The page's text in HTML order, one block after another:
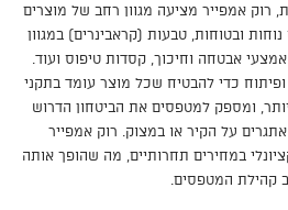
רוק אמפייר מציעה מגוון רחב של מוצרים
ובטוחות, טבעות (קראבינרים) במגוון
אמצעי אבטחה וחיכוך, קסדות טיפוס ועוד.
כדי להבטיח שכל מוצר עומד בתקני
ומספק למטפסים את הביטחון הדרוש
על הקיר או במצוק. רוק אמפייר
במחירים תחרותיים, מה שהופך אותה
קהילת המטפסים.